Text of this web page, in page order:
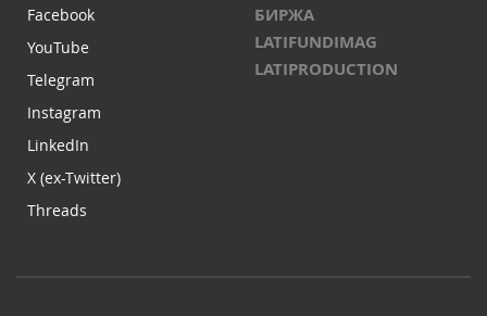
Facebook
YouTube
Telegram
Instagram
LinkedIn
X (ex-Twitter)
Threads
БИРЖА
LATIFUNDIMAG
LATIPRODUCTION